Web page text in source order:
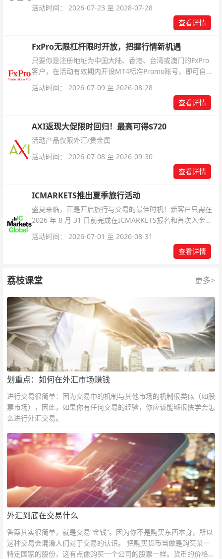
活动时间： 2026-07-23 至 2028-07-28
查看详情
FxPro无限杠杆限时开放，把握行情新机遇
只要你是注册地址为中国大陆、香港、台湾或澳门的FxPro
客户，在活动有效期内开设MT4标准Promo账号，即可自动
活动时间： 2026-07-09 至 2026-08-28
查看详情
AXI返现大促限时回归！最高可得$720
活动产品仅限外汇/贵金属
活动时间： 2026-07-08 至 2026-09-30
查看详情
ICMARKETS推出夏季旅行活动
盛夏来临，正是开启旅行与交易的最佳时机！新客户只需在
2026 年 8 月 31 日前完成在ICMARKETS报名和首次入金即
活动时间： 2026-07-01 至 2026-08-31
查看详情
荔枝课堂 更多>
划重点：如何在外汇市场赚钱
进行交易很简单：因为交易中的机制与其他市场的机制很类似（如股
票市场），因此，如果你有任何交易的经验，你应该能够很快学会怎
么进行外汇交易。
外汇到底在交易什么
答案其实很简单，就是交易“金钱”。因为你不是购买东西本身，所以
这种交易会混淆人们对于交易的认识。 把购买货币当做是购买某一
特定国家的股份，这有点像购买一个公司的股票一样。货币的价格直